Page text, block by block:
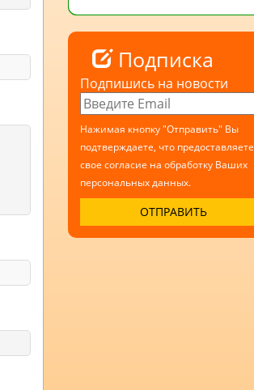
Подписка
Подпишись на новости
Нажимая кнопку "Отправить" Вы
подтверждаете, что предоставляете
свое согласие на обработку Ваших
персональных данных.